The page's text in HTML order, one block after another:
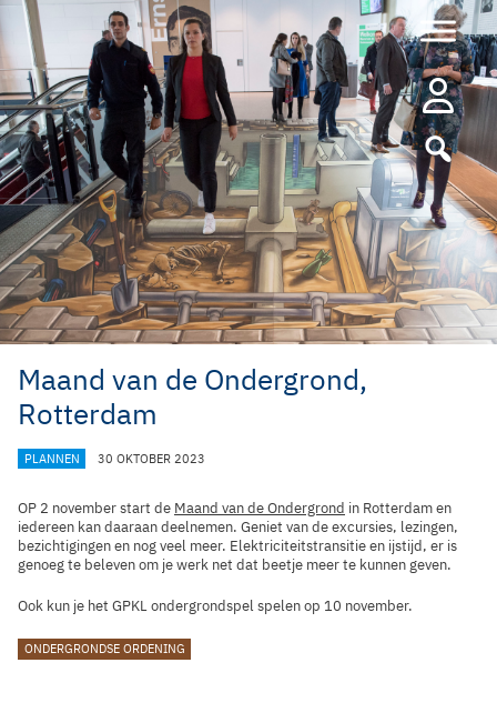
Ga
naar
inhoud
Maand van de Ondergrond,
Rotterdam
CATEGORIEËN
PLANNEN 30 OKTOBER 2023
OP 2 november start de Maand van de Ondergrond in Rotterdam en
iedereen kan daaraan deelnemen. Geniet van de excursies, lezingen,
bezichtigingen en nog veel meer. Elektriciteitstransitie en ijstijd, er is
genoeg te beleven om je werk net dat beetje meer te kunnen geven.
Ook kun je het GPKL ondergrondspel spelen op 10 november.
TAGS
ONDERGRONDSE ORDENING